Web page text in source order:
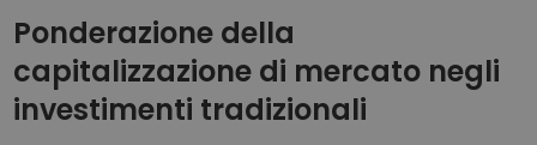
Ponderazione della
capitalizzazione di mercato negli
investimenti tradizionali